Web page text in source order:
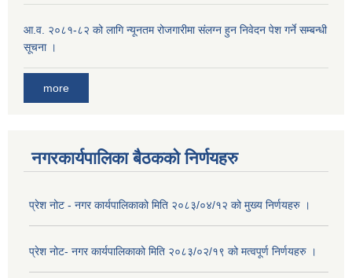
आ.व. २०८१-८२ को लागि न्यूनतम रोजगारीमा संलग्न हुन निवेदन पेश गर्ने सम्बन्धी
सूचना ।
more
नगरकार्यपालिका बैठकको निर्णयहरु
प्रेश नोट - नगर कार्यपालिकाको मिति २०८३/०४/१२ को मुख्य निर्णयहरु ।
प्रेश नोट- नगर कार्यपालिकाको मिति २०८३/०२/१९ को मत्वपूर्ण निर्णयहरु ।